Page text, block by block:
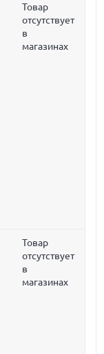
Товар
отсутствует
в
магазинах
Товар
отсутствует
в
магазинах